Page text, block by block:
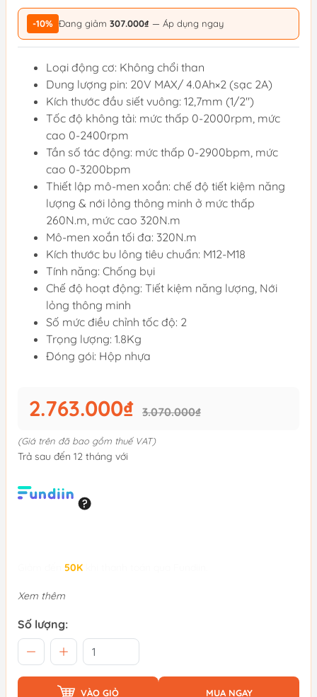
-10% Đang giảm 307.000₫ — Áp dụng ngay
Loại động cơ: Không chổi than
Dung lượng pin: 20V MAX/ 4.0Ah×2 (sạc 2A)
Kích thước đầu siết vuông: 12,7mm (1/2")
Tốc độ không tải: mức thấp 0-2000rpm, mức
cao 0-2400rpm
Tần số tác động: mức thấp 0-2900bpm, mức
cao 0-3200bpm
Thiết lập mô-men xoắn: chế độ tiết kiệm năng
lượng & nới lỏng thông minh ở mức thấp
260N.m, mức cao 320N.m
Mô-men xoắn tối đa: 320N.m
Kích thước bu lông tiêu chuẩn: M12-M18
Tính năng: Chống bụi
Chế độ hoạt động: Tiết kiệm năng lượng, Nới
lỏng thông minh
Số mức điều chỉnh tốc độ: 2
Trọng lượng: 1.8Kg
Đóng gói: Hộp nhựa
2.763.000₫ 3.070.000₫
(Giá trên đã bao gồm thuế VAT)
Trả sau đến 12 tháng với
50K
Xem thêm
Số lượng:
VÀO GIỎ MUA NGAY